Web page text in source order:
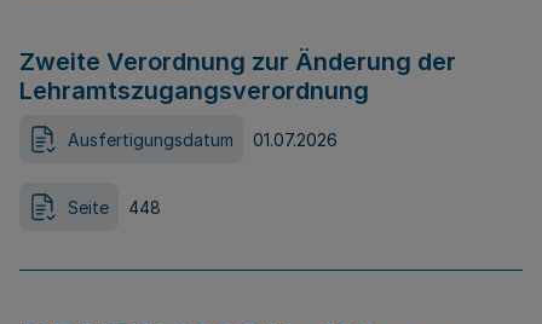
Zweite Verordnung zur Änderung der
Lehramtszugangsverordnung
Ausfertigungsdatum 01.07.2026
Seite 448